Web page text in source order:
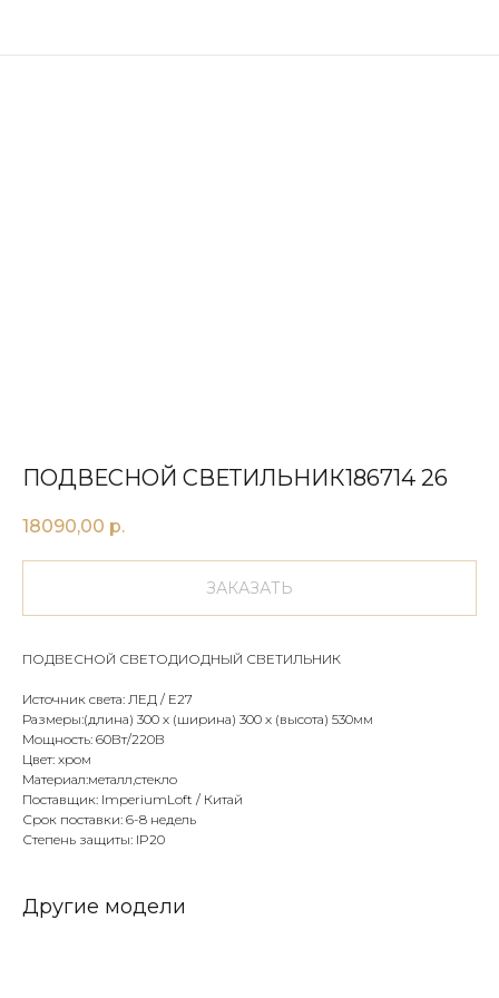
ПОДВЕСНОЙ СВЕТИЛЬНИК186714 26
18090,00 р.
ЗАКАЗАТЬ
ПОДВЕСНОЙ СВЕТОДИОДНЫЙ СВЕТИЛЬНИК
Источник света: ЛЕД / E27
Размеры:(длина) 300 х (ширина) 300 х (высота) 530мм
Мощность: 60Вт/220В
Цвет: хром
Материал:металл,стекло
Поставщик: ImperiumLoft / Китай
Срок поставки: 6-8 недель
Степень защиты: IP20
Другие модели